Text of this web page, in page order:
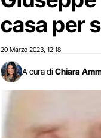
casa per
20 Marzo 2023 12:18
A cura di Chiara